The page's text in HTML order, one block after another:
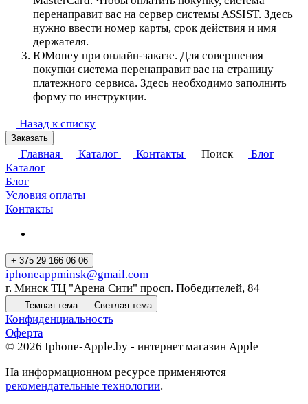
перенаправит вас на сервер системы ASSIST. Здесь
нужно ввести номер карты, срок действия и имя
держателя.
ЮMoney при онлайн-заказе. Для совершения
покупки система перенаправит вас на страницу
платежного сервиса. Здесь необходимо заполнить
форму по инструкции.
Назад к списку
Заказать
Главная Каталог Контакты Поиск
Блог
Каталог
Блог
Условия оплаты
Контакты
+ 375 29 166 06 06
iphoneappminsk@gmail.com
г. Минск ТЦ "Арена Сити" просп. Победителей, 84
Темная тема Светлая тема
Конфиденциальность
Оферта
© 2026 Iphone-Apple.by - интернет магазин Apple
На информационном ресурсе применяются
рекомендательные технологии.